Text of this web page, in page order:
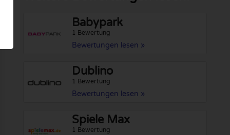
Babypark
1 Bewertung
Bewertungen lesen »
Dublino
1 Bewertung
Bewertungen lesen »
Spiele Max
1 Bewertung